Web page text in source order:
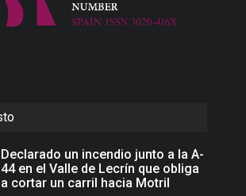
Declarado un incendio junto a la A-
44 en el Valle de Lecrín que obliga
a cortar un carril hacia Motril